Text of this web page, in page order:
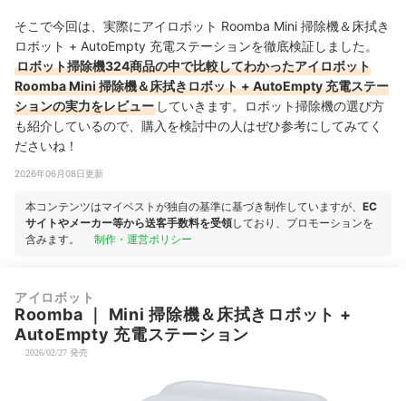
そこで今回は、実際にアイロボット Roomba Mini 掃除機＆床拭き
ロボット + AutoEmpty 充電ステーションを徹底検証しました。
ロボット掃除機324商品の中で比較してわかったアイロボット
Roomba Mini 掃除機＆床拭きロボット + AutoEmpty 充電ステー
ションの実力をレビュー していきます。ロボット掃除機の選び方
も紹介しているので、購入を検討中の人はぜひ参考にしてみてく
ださいね！
2026年06月08日更新
本コンテンツはマイベストが独自の基準に基づき制作していますが、 EC
サイトやメーカー等から送客手数料を受領しており、プロモーションを
含みます。
制作・運営ポリシー
アイロボット
Roomba
Mini 掃除機＆床拭きロボット +
AutoEmpty 充電ステーション
2026/02/27 発売